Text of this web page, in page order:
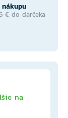
€ do darčeka
na